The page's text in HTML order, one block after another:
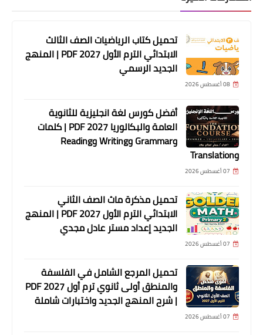
تحميل كتاب الرياضيات الصف الثالث
الابتدائي الترم الأول 2027 PDF | المنهج
الجديد الرسمي
08 أغسطس 2026
أفضل كورس لغة انجليزية للثانوية
العامة والبكالوريا 2027 PDF | كلمات
وGrammar وWriting وReading
وTranslation
07 أغسطس 2026
تحميل مذكرة ماث الصف الثاني
الابتدائي الترم الأول 2027 PDF | المنهج
الجديد إعداد مستر عادل مجدي
07 أغسطس 2026
تحميل المرجع الشامل في الفلسفة
والمنطق أولى ثانوي ترم أول 2027 PDF
| شرح المنهج الجديد واختبارات شاملة
07 أغسطس 2026